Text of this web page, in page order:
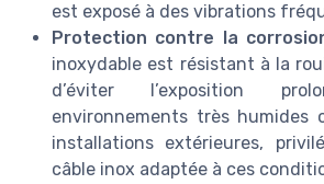
est exposé à des vibrations
Protection contre la
inoxydable est résistant à la
d’éviter l’exposition
environnements très humides
installations extérieures,
câble inox adaptée à ces